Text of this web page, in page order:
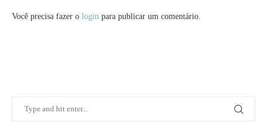
Você precisa fazer o login para publicar um comentário.